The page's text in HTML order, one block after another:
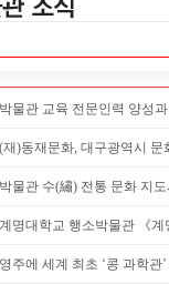
박물관 교육 전문인력 양성
(재)동재문화, 대구광역시 문
박물관 수(繡) 전통 문화 지
계명대학교 행소박물관 《계
영주에 세계 최초 ‘콩 과학관